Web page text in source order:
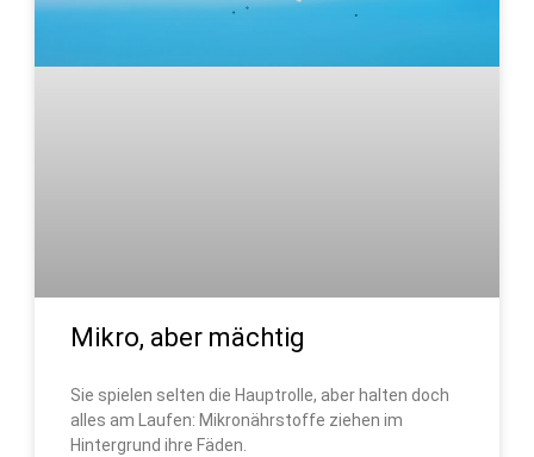
Mikro, aber mächtig
Sie spielen selten die Hauptrolle, aber halten doch
alles am Laufen: Mikronährstoffe ziehen im
Hintergrund ihre Fäden.